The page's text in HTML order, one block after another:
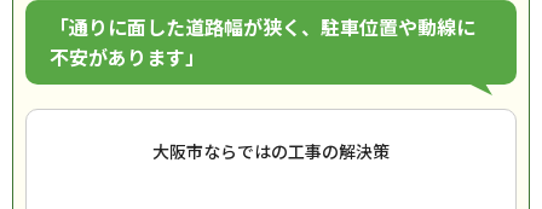
「通りに面した道路幅が狭く、駐車位置や動線に
不安があります」
大阪市ならではの工事の解決策